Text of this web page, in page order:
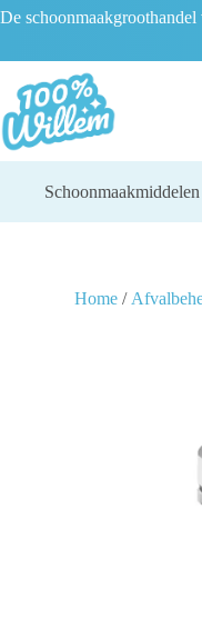
De
Schoonmaakmiddelen
Home /